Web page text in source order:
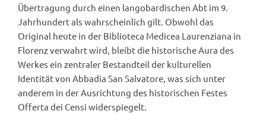
Übertragung durch einen langobardischen Abt im 9.
Jahrhundert als wahrscheinlich gilt. Obwohl das
Original heute in der Biblioteca Medicea Laurenziana in
Florenz verwahrt wird, bleibt die historische Aura des
Werkes ein zentraler Bestandteil der kulturellen
Identität von Abbadia San Salvatore, was sich unter
anderem in der Ausrichtung des historischen Festes
Offerta dei Censi widerspiegelt.